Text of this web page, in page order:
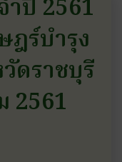
ปี 2561
ฎร์บำรุง
ดราชบุรี
2561